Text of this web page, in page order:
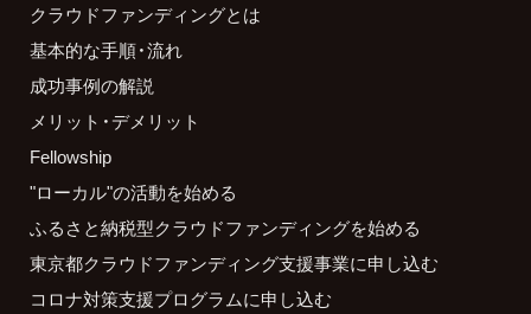
クラウドファンディングとは
基本的な手順・流れ
成功事例の解説
メリット・デメリット
Fellowship
"ローカル"の活動を始める
ふるさと納税型クラウドファンディングを始める
東京都クラウドファンディング支援事業に申し込む
コロナ対策支援プログラムに申し込む